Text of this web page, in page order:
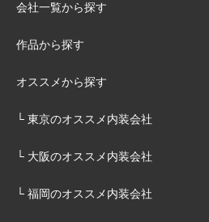
会社一覧から探す
作品から探す
オススメから探す
└ 東京のオススメ内装会社
└ 大阪のオススメ内装会社
└ 福岡のオススメ内装会社